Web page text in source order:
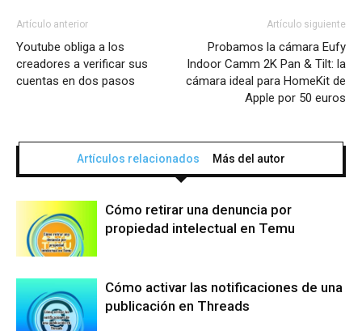
Artículo anterior
Youtube obliga a los
creadores a verificar sus
cuentas en dos pasos
Artículo siguiente
Probamos la cámara Eufy
Indoor Camm 2K Pan & Tilt: la
cámara ideal para HomeKit de
Apple por 50 euros
Artículos relacionados Más del autor
Cómo retirar una denuncia por
propiedad intelectual en Temu
Cómo activar las notificaciones de una
publicación en Threads